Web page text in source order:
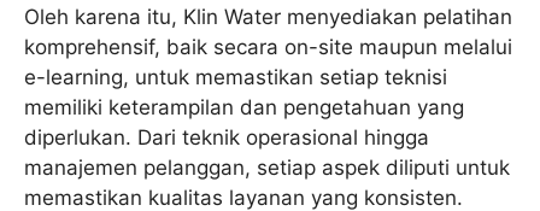
Oleh karena itu, Klin Water menyediakan pelatihan
komprehensif, baik secara on-site maupun melalui
e-learning, untuk memastikan setiap teknisi
memiliki keterampilan dan pengetahuan yang
diperlukan. Dari teknik operasional hingga
manajemen pelanggan, setiap aspek diliputi untuk
memastikan kualitas layanan yang konsisten.